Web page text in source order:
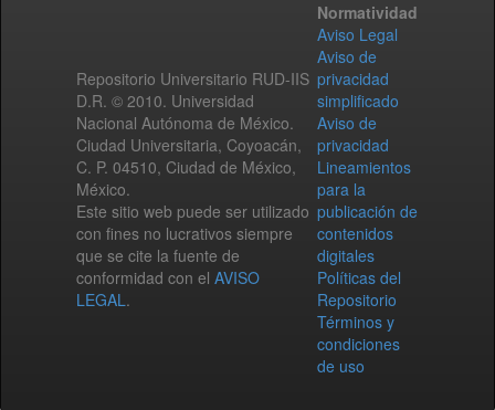
Repositorio Universitario RUD-IIS
D.R. © 2010. Universidad
Nacional Autónoma de México.
Ciudad Universitaria, Coyoacán,
C. P. 04510, Ciudad de México,
México.
Este sitio web puede ser utilizado
con fines no lucrativos siempre
que se cite la fuente de
conformidad con el AVISO
LEGAL.
Normatividad
Aviso Legal
Aviso de
privacidad
simplificado
Aviso de
privacidad
Lineamientos
para la
publicación de
contenidos
digitales
Políticas del
Repositorio
Términos y
condiciones
de uso